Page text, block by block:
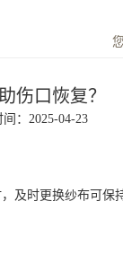
伤口恢复？
：2025-04-23
时更换纱布可保